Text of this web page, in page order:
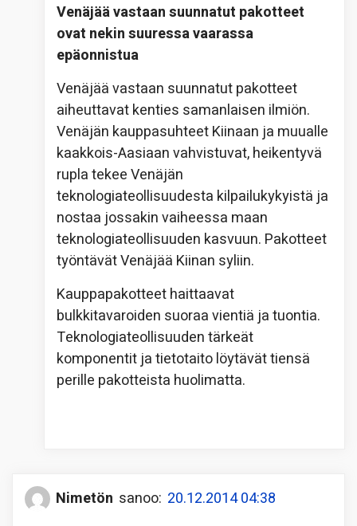
Venäjää vastaan suunnatut pakotteet
ovat nekin suuressa vaarassa
epäonnistua
Venäjää vastaan suunnatut pakotteet
aiheuttavat kenties samanlaisen ilmiön.
Venäjän kauppasuhteet Kiinaan ja muualle
kaakkois-Aasiaan vahvistuvat, heikentyvä
rupla tekee Venäjän
teknologiateollisuudesta kilpailukykyistä ja
nostaa jossakin vaiheessa maan
teknologiateollisuuden kasvuun. Pakotteet
työntävät Venäjää Kiinan syliin.
Kauppapakotteet haittaavat
bulkkitavaroiden suoraa vientiä ja tuontia.
Teknologiateollisuuden tärkeät
komponentit ja tietotaito löytävät tiensä
perille pakotteista huolimatta.
Nimetön sanoo: 20.12.2014 04:38